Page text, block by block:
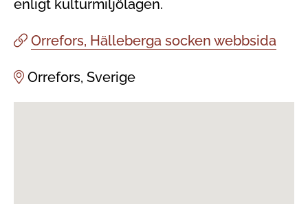
enligt kulturmiljölagen.
Orrefors, Hälleberga socken webbsida
Orrefors, Sverige